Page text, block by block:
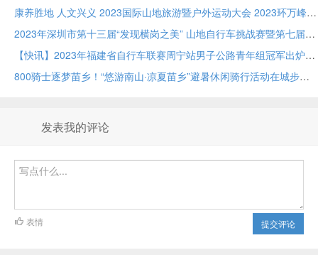
康养胜地 人文兴义 2023国际山地旅游暨户外运动大会 2023环万峰林国际山地自行车赛鸣枪开赛
2023年深圳市第十三届“发现横岗之美” 山地自行车挑战赛暨第七届铁人二项接力赛
【快讯】2023年福建省自行车联赛周宁站男子公路青年组冠军出炉！
800骑士逐梦苗乡！“悠游南山·凉夏苗乡”避暑休闲骑行活动在城步苗族自治县举行！
发表我的评论
提交评论
表情